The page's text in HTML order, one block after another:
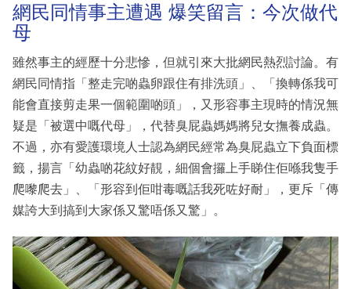
網民同情事主遭遇 爆笑留言：今次做代
母
雖然事主的經歷十分悲慘，但就引來大批網民熱烈討論。有
網民同情指「整走完啲蟲卵跟住有排洗頭​​」、「換轉係我可
能會直接剪走果一個範圍啲頭​​」，又形容事主現時的情況無
疑是「被選中嘅代母」，代替臭屁蟲媽媽將兒女撫養成蟲。
不過，亦有愛護環境人士認為網民經常為臭屁蟲立下負面標
籤，揚言「幼蟲啲花紋好靚，細個會攞上手睇住佢喺我隻手
爬嚟爬去」、「形容到佢咁毒嘅話我死咗好耐」，更斥「傳
媒誇大到搞到大家係又驚唔係又驚​​」。